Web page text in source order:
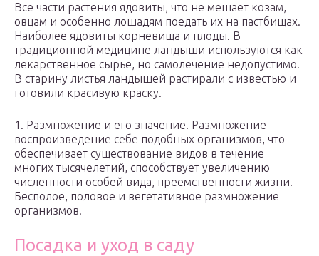
Все части растения ядовиты, что не мешает козам,
овцам и особенно лошадям поедать их на пастбищах.
Наиболее ядовиты корневища и плоды. В
традиционной медицине ландыши используются как
лекарственное сырье, но самолечение недопустимо.
В старину листья ландышей растирали с известью и
готовили красивую краску.
1. Размножение и его значение. Размножение —
воспроизведение себе подобных организмов, что
обеспечивает существование видов в течение
многих тысячелетий, способствует увеличению
численности особей вида, преемственности жизни.
Бесполое, половое и вегетативное размножение
организмов.
Посадка и уход в саду